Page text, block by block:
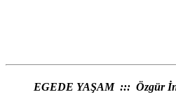
EGEDE YAŞAM ::: Özgür